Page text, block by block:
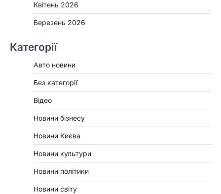
Квітень 2026
Березень 2026
Категорії
Авто новини
Без категорії
Відео
Новини бізнесу
Новини Києва
Новини культури
Новини політики
Новини світу